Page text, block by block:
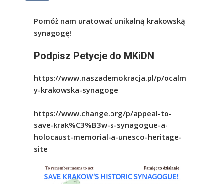
Pomóż nam uratować unikalną krakowską
synagogę!
Podpisz Petycje do MKiDN
https://www.naszademokracja.pl/p/ocalm
y-krakowska-synagoge
https://www.change.org/p/appeal-to-
save-krak%C3%B3w-s-synagogue-a-
holocaust-memorial-a-unesco-heritage-
site